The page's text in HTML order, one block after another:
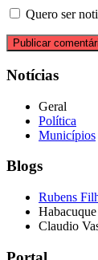
Quero ser
Notícias
Geral
Política
Municípios
Blogs
Rubens
Claudio